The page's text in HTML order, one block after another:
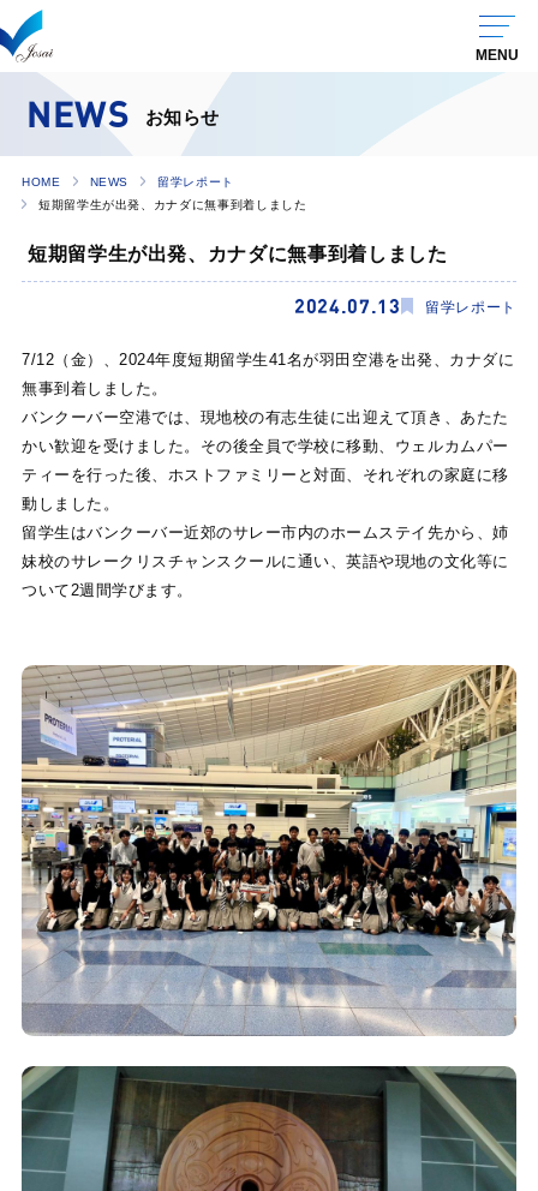
NEWS お知らせ
HOME NEWS
留学レポート
短期留学生が出発、カナダに無事到着しました
短期留学生が出発、カナダに無事到着しました
2024.07.13 留学レポート
7/12（金）、2024年度短期留学生41名が羽田空港を出発、カナダに
無事到着しました。
バンクーバー空港では、現地校の有志生徒に出迎えて頂き、あたた
かい歓迎を受けました。その後全員で学校に移動、ウェルカムパー
ティーを行った後、ホストファミリーと対面、それぞれの家庭に移
動しました。
留学生はバンクーバー近郊のサレー市内のホームステイ先から、姉
妹校のサレークリスチャンスクールに通い、英語や現地の文化等に
ついて2週間学びます。